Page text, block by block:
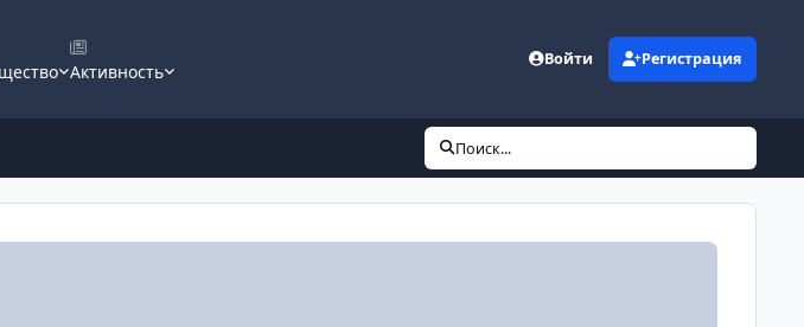
Активность
Войти Регистрация
Поиск...